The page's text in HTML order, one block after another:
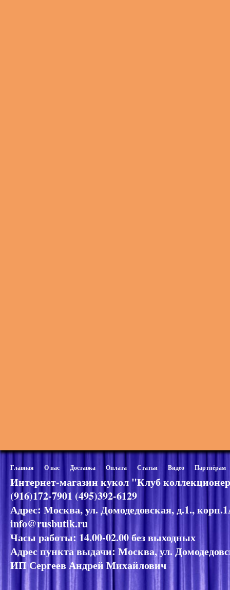
Главная О нас Доставка Оплата Статьи Видео Партнёрам
Интернет-магазин кукол "Клуб
(916)172-7901 (495)392-6129
Адрес: Москва, ул. Домодедовская, д.1.,
info@rusbutik.ru
Часы работы: 14.00-02.00 без выходных
Адрес пункта выдачи: Москва, ул.
ИП Сергеев Андрей Михайлович